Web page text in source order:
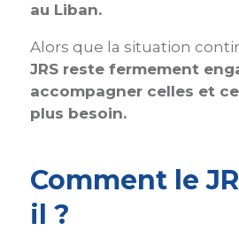
au Liban.
Alors que la situation
JRS reste fermement
accompagner celles et
plus besoin.
Comment le
il ?